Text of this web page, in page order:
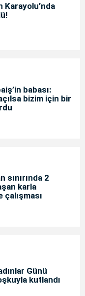
Karayolu’nda
babası:
bizim için bir
sınırında 2
karla
çalışması
Günü
kutlandı